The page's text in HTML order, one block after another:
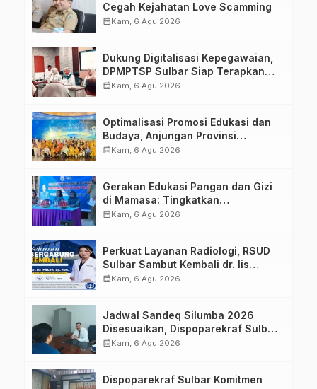
Cegah Kejahatan Love Scamming
calendar_monthKam, 6 Agu 2026
Dukung Digitalisasi Kepegawaian,
DPMPTSP Sulbar Siap Terapkan
Aplikasi FLEKSI ASN
calendar_monthKam, 6 Agu 2026
Optimalisasi Promosi Edukasi dan
Budaya, Anjungan Provinsi
Sulawesi Barat Perkuat Kolaborasi
calendar_monthKam, 6 Agu 2026
Gerakan Edukasi Pangan dan Gizi
di Mamasa: Tingkatkan
Pengetahuan dan Keterampilan
calendar_monthKam, 6 Agu 2026
Perkuat Layanan Radiologi, RSUD
Sulbar Sambut Kembali dr. Iis
Imelda, Sp.Rad
calendar_monthKam, 6 Agu 2026
Jadwal Sandeq Silumba 2026
Disesuaikan, Dispoparekraf Sulbar
Pastikan Persiapan Tetap
calendar_monthKam, 6 Agu 2026
Dispoparekraf Sulbar Komitmen